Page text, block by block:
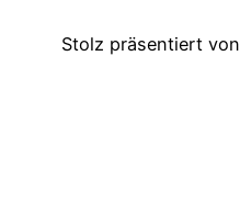
Stolz präsentiert von